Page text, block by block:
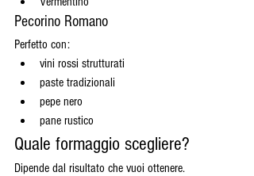
Pecorino Romano
Perfetto con:
vini rossi strutturati
paste tradizionali
pepe nero
pane rustico
Quale formaggio scegliere?
Dipende dal risultato che vuoi ottenere.